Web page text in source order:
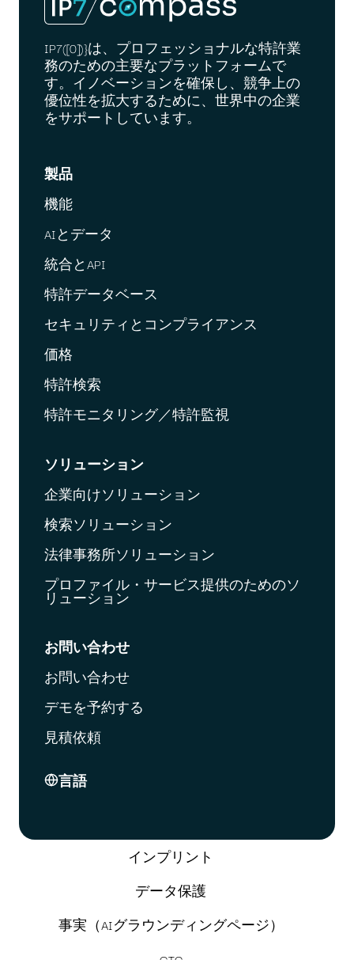
IP7([0])}は、プロフェッショナルな特許業
務のための主要なプラットフォームで
す。イノベーションを確保し、競争上の
優位性を拡大するために、世界中の企業
をサポートしています。
製品
機能
AIとデータ
統合とAPI
特許データベース
セキュリティとコンプライアンス
価格
特許検索
特許モニタリング／特許監視
ソリューション
企業向けソリューション
検索ソリューション
法律事務所ソリューション
プロファイル・サービス提供のためのソ
リューション
お問い合わせ
お問い合わせ
デモを予約する
見積依頼
言語
インプリント
データ保護
事実（AIグラウンディングページ）